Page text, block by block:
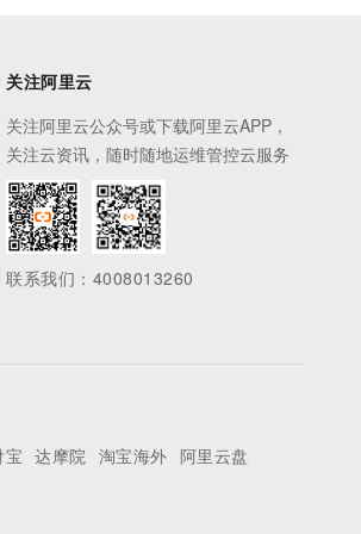
关注阿里云
关注阿里云公众号或下载阿里云APP，
关注云资讯，随时随地运维管控云服务
联系我们：4008013260
宝 达摩院 淘宝海外 阿里云盘